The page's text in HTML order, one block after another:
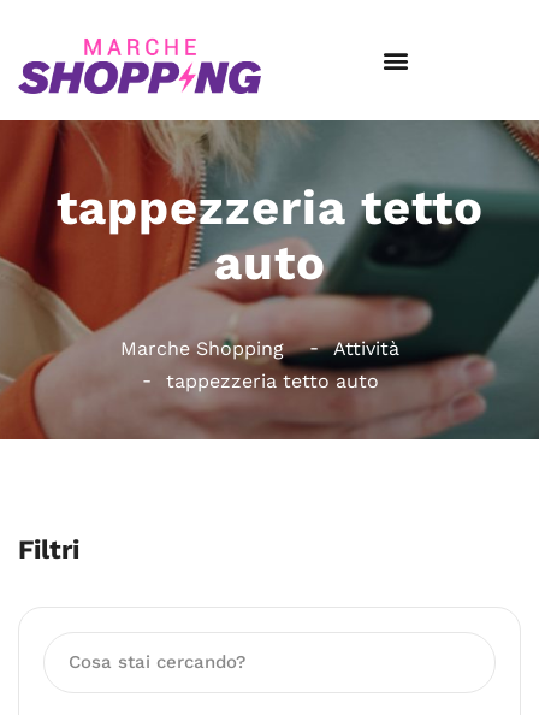
tappezzeria tetto
auto
Marche Shopping
Attività
tappezzeria tetto auto
Filtri